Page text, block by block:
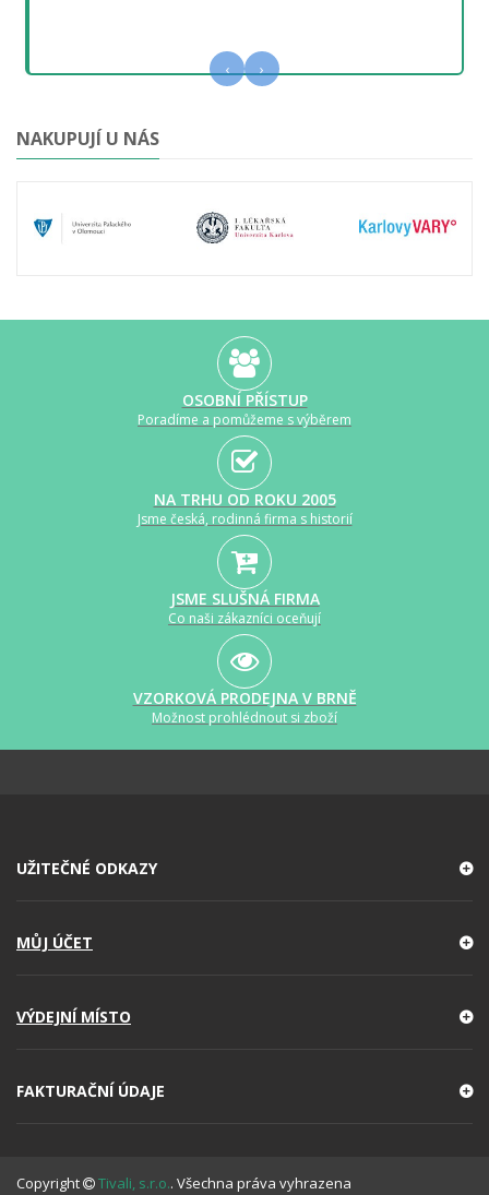
‹ ›
NAKUPUJÍ U NÁS
OSOBNÍ PŘÍSTUP
Poradíme a pomůžeme s výběrem
NA TRHU OD ROKU 2005
Jsme česká, rodinná firma s historií
JSME SLUŠNÁ FIRMA
Co naši zákazníci oceňují
VZORKOVÁ PRODEJNA V BRNĚ
Možnost prohlédnout si zboží
UŽITEČNÉ ODKAZY
MŮJ ÚČET
VÝDEJNÍ MÍSTO
FAKTURAČNÍ ÚDAJE
Copyright Tivali, s.r.o.. Všechna práva vyhrazena